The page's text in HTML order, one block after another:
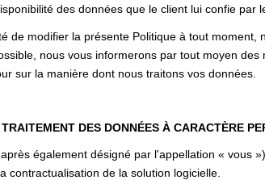
des données que le client lui confie par
de modifier la présente Politique à tout
nous vous informerons par tout moyen
sur la manière dont nous traitons vos données.
DES DONNÉES À CARACTÈRE
également désigné par l'appellation « vous
contractualisation de la solution logicielle.